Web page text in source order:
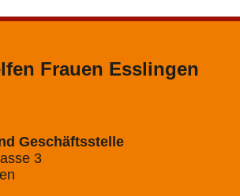
Frauen Esslingen
Geschäftsstelle
3